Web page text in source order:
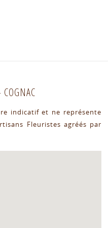
COGNAC
indicatif et ne représente
Fleuristes agréés par